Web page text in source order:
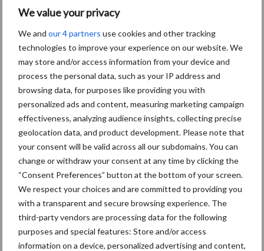
We value your privacy
We and our 4 partners use cookies and other tracking
technologies to improve your experience on our website. We
may store and/or access information from your device and
process the personal data, such as your IP address and
browsing data, for purposes like providing you with
personalized ads and content, measuring marketing campaign
effectiveness, analyzing audience insights, collecting precise
geolocation data, and product development. Please note that
your consent will be valid across all our subdomains. You can
change or withdraw your consent at any time by clicking the
“Consent Preferences” button at the bottom of your screen.
We respect your choices and are committed to providing you
with a transparent and secure browsing experience. The
third-party vendors are processing data for the following
purposes and special features: Store and/or access
information on a device, personalized advertising and content,
Aanbevolen voor jou!
Grondstoffenmarkt blijft
grillig: droogte en
geopolitiek houden handel
in de greep
De speenhuid: een vaak
onderschatte risicofactor
voor mastitis
ForFarmers ziet volume en
marktaandeel groeien in
krimpende Nederlandse
markt